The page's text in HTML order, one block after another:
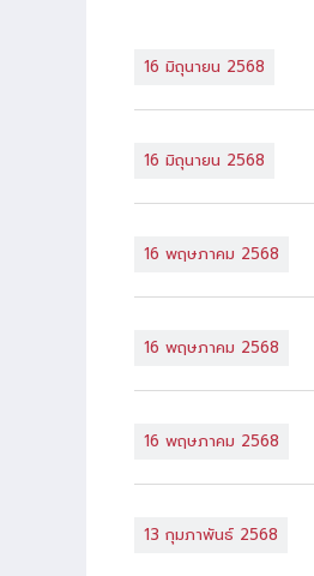
16 มิถุนายน 2568
16 มิถุนายน 2568
16 พฤษภาคม 2568
16 พฤษภาคม 2568
16 พฤษภาคม 2568
13 กุมภาพันธ์ 2568